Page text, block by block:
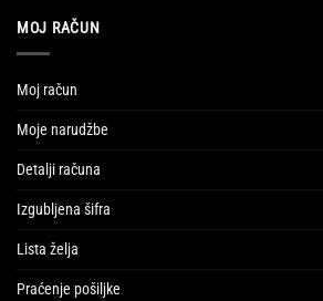
MOJ RAČUN
Moj račun
Moje narudžbe
Detalji računa
Izgubljena šifra
Lista želja
Praćenje pošiljke